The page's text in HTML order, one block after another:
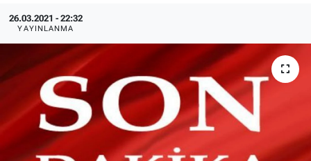
26.03.2021 - 22:32
YAYINLANMA
UZMAN ÖĞRETMENLİK
EKONOMİ
Tüm Manşetler
Son Dakika Haberleri
Haber Arşivi